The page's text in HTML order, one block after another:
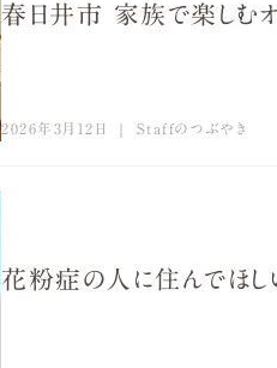
春日井市 家族で楽しむ
2026年3月12日 Staffのつぶやき
花粉症の人に住んでほし